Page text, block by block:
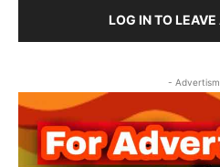
LOG IN TO
-